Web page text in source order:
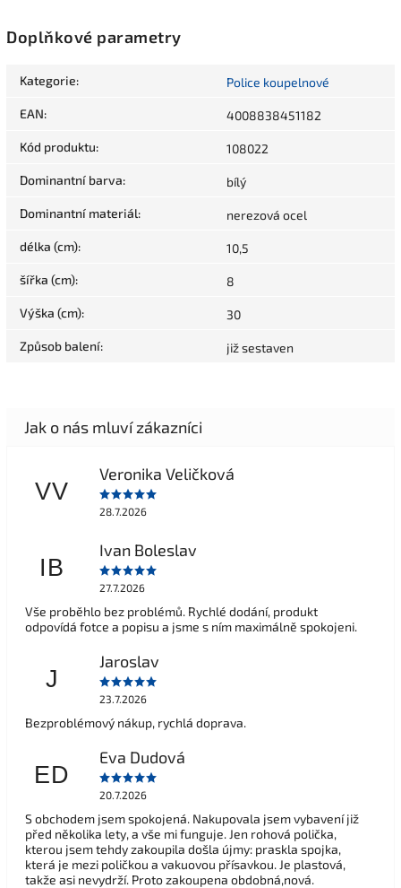
Doplňkové parametry
Kategorie: Police koupelnové
EAN: 4008838451182
Kód produktu: 108022
Dominantní barva: bílý
Dominantní materiál: nerezová ocel
délka (cm): 10,5
šířka (cm): 8
Výška (cm): 30
Způsob balení: již sestaven
VV
Veronika Veličková
28.7.2026
IB
Ivan Boleslav
27.7.2026
Vše proběhlo bez problémů. Rychlé dodání, produkt
odpovídá fotce a popisu a jsme s ním maximálně spokojeni.
J
Jaroslav
23.7.2026
Bezproblémový nákup, rychlá doprava.
ED
Eva Dudová
20.7.2026
S obchodem jsem spokojená. Nakupovala jsem vybavení již
před několika lety, a vše mi funguje. Jen rohová polička,
kterou jsem tehdy zakoupila došla újmy: praskla spojka,
která je mezi poličkou a vakuovou přísavkou. Je plastová,
takže asi nevydrží. Proto zakoupena obdobná,nová.